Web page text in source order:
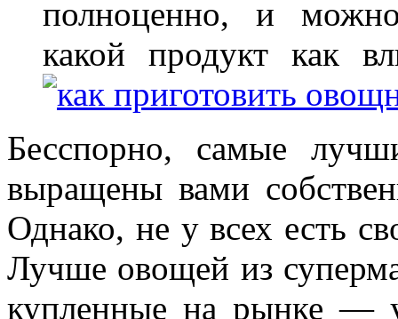
полноценно, и
какой продукт как
Бесспорно, самые
выращены вами
Однако, не у всех есть
Лучше овощей из
купленные на рынке —